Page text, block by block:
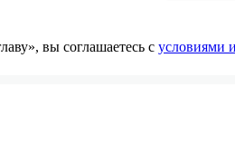
вы соглашаетесь с условиями